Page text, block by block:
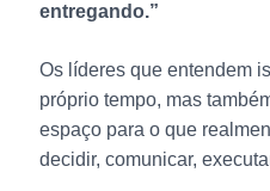
entregando.”
Os líderes que entendem
próprio tempo, mas
espaço para o que
decidir, comunicar,